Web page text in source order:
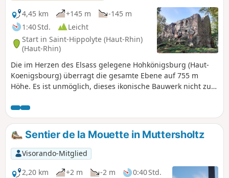
4,45 km
+145 m
-145 m
1:40 Std.
Leicht
Start in Saint-Hippolyte (Haut-Rhin)
(Haut-Rhin)
Die im Herzen des Elsass gelegene Hohkönigsburg (Haut-
Koenigsbourg) überragt die gesamte Ebene auf 755 m
Höhe. Es ist unmöglich, dieses ikonische Bauwerk nicht zu
Sehenswürdigkeiten der Region! Diese Hochburg ist auch
der Ausgangs- und Endpunkt zahlreicher Wanderungen.
Wenn Sie kurze Wanderwege bevorzugen, ist dieser genau
das Richtige für Sie. Ab dem Col du Schaentzel führt er Sie
an mehreren Sehenswürdigkeiten vorbei und Sie erreichen
die Burg in nur 1 Stunde.
Sentier de la Mouette in Muttersholtz
Visorando-Mitglied
2,20 km
+2 m -2 m
0:40 Std.